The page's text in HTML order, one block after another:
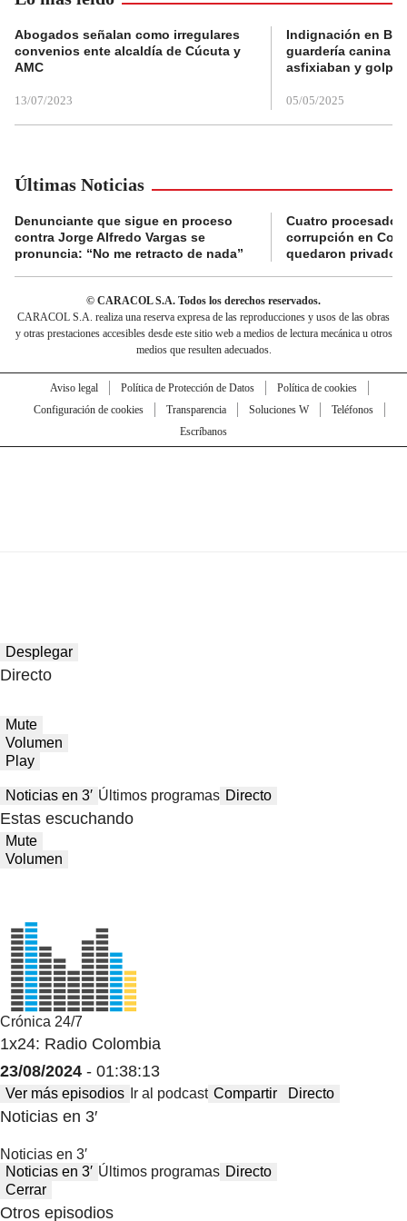
Abogados señalan como irregulares
convenios ente alcaldía de Cúcuta y
AMC
13/07/2023
Indignación en
guardería canina
asfixiaban y
05/05/2025
Últimas Noticias
Denunciante que sigue en proceso
contra Jorge Alfredo Vargas se
pronuncia: “No me retracto de nada”
Cuatro
corrupción en
quedaron
© CARACOL S.A. Todos los derechos reservados.
CARACOL S.A. realiza una reserva expresa de las reproducciones y usos de las obras
y otras prestaciones accesibles desde este sitio web a medios de lectura mecánica u otros
medios que resulten adecuados.
Aviso legal Política de Protección de Datos
Política de cookies
Configuración de cookies
Transparencia Soluciones W
Teléfonos
Escríbanos
Desplegar
Directo
Mute
Volumen
Play
Noticias en 3′ Últimos programas Directo
Estas escuchando
Mute
Volumen
Crónica 24/7
1x24: Radio Colombia
23/08/2024 - 01:38:13
Ver más episodios Ir al podcast Compartir Directo
Noticias en 3′
Noticias en 3′
Noticias en 3′ Últimos programas Directo
Cerrar
Otros episodios